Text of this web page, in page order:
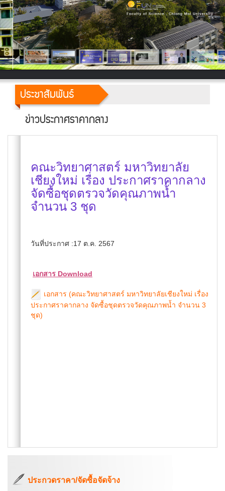
ประชาสัมพันธ์
ข่าวประกาศราคากลาง
คณะวิทยาศาสตร์ มหาวิทยาลัย
เชียงใหม่ เรื่อง ประกาศราคากลาง
จัดซื้อชุดตรวจวัดคุณภาพน้ำ
จำนวน 3 ชุด
วันที่ประกาศ :17 ต.ค. 2567
เอกสาร Download
เอกสาร (คณะวิทยาศาสตร์ มหาวิทยาลัยเชียงใหม่ เรื่อง
ประกาศราคากลาง จัดซื้อชุดตรวจวัดคุณภาพน้ำ จำนวน 3
ชุด)
ประกวดราคา/จัดซื้อจัดจ้าง